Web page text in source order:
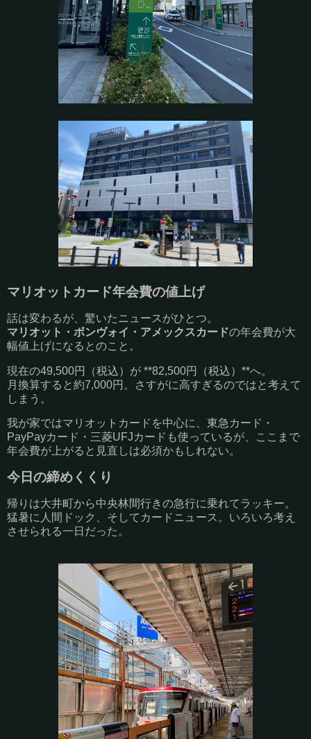
マリオットカード年会費の値上げ
話は変わるが、驚いたニュースがひとつ。
マリオット・ボンヴォイ・アメックスカードの年会費が大
幅値上げになるとのこと。
現在の49,500円（税込）が **82,500円（税込）**へ。
月換算すると約7,000円。さすがに高すぎるのではと考えて
しまう。
我が家ではマリオットカードを中心に、東急カード・
PayPayカード・三菱UFJカードも使っているが、ここまで
年会費が上がると見直しは必須かもしれない。
今日の締めくくり
帰りは大井町から中央林間行きの急行に乗れてラッキー。
猛暑に人間ドック、そしてカードニュース。いろいろ考え
させられる一日だった。